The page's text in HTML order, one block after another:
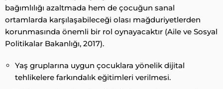
bağımlılığı azaltmada hem de çocuğun sanal
ortamlarda karşılaşabileceği olası mağduriyetlerden
korunmasında önemli bir rol oynayacaktır (Aile ve Sosyal
Politikalar Bakanlığı, 2017).
Yaş gruplarına uygun çocuklara yönelik dijital
tehlikelere farkındalık eğitimleri verilmesi.